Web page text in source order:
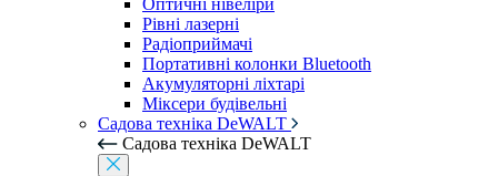
Оптичні нівеліри
Рівні лазерні
Радіоприймачі
Портативні колонки Bluetooth
Акумуляторні ліхтарі
Міксери будівельні
Садова техніка DeWALT
Садова техніка DeWALT